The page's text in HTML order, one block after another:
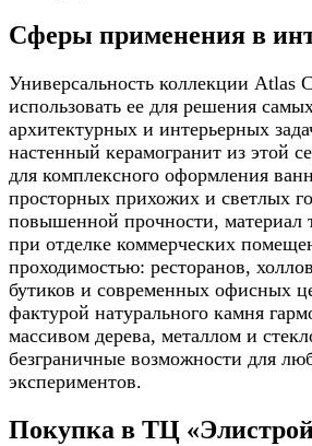
Сферы применения в
Универсальность коллекции Atlas
использовать ее для решения
архитектурных и интерьерных
настенный керамогранит из этой
для комплексного оформления
просторных прихожих и светлых
повышенной прочности, материал
при отделке коммерческих
проходимостью: ресторанов,
бутиков и современных офисных
фактурой натурального камня
массивом дерева, металлом и
безграничные возможности для
экспериментов.
Покупка в ТЦ